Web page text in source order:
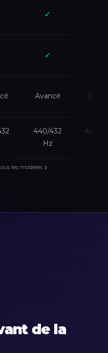
✓
✓
Avancé
440/432
Hz
440/
les modèles
de la